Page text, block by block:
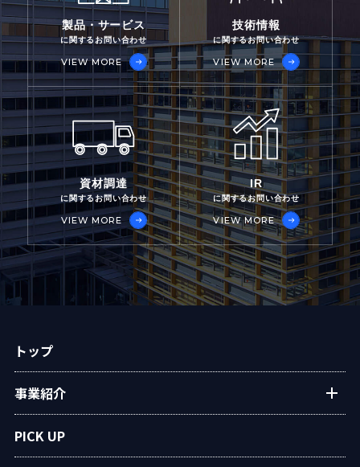
製品・サービス
に関するお問い合わせ
VIEW MORE
技術情報
に関するお問い合わせ
VIEW MORE
資材調達
に関するお問い合わせ
VIEW MORE
IR
に関するお問い合わせ
VIEW MORE
トップ
事業紹介
アフターサービス
PICK UP